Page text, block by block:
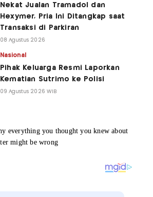
Nekat Jualan Tramadol dan
Hexymer, Pria Ini Ditangkap saat
Transaksi di Parkiran
08 Agustus 2026
Nasional
Pihak Keluarga Resmi Laporkan
Kematian Sutrimo ke Polisi
09 Agustus 2026 WIB